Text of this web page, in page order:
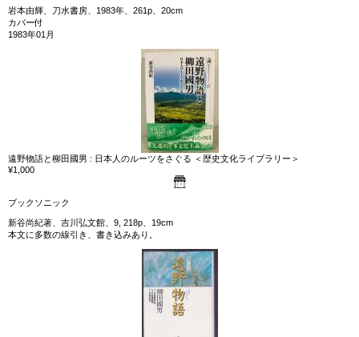
岩本由輝、刀水書房、1983年、261p、20cm
カバー付
1983年01月
遠野物語と柳田國男 : 日本人のルーツをさぐる ＜歴史文化ライブラリー＞
¥1,000
ブックソニック
新谷尚紀著、吉川弘文館、9, 218p、19cm
本文に多数の線引き、書き込みあり。